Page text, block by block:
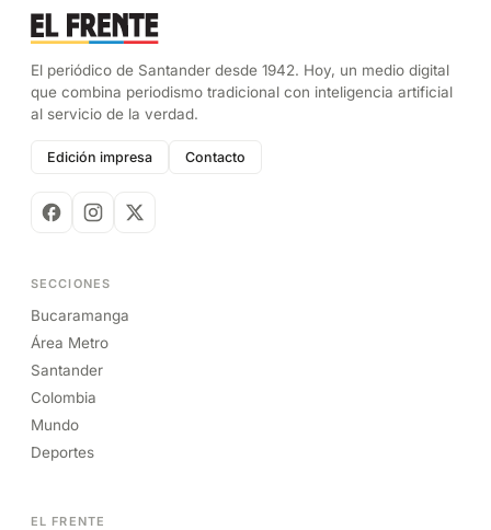
El periódico de Santander desde 1942. Hoy, un medio digital
que combina periodismo tradicional con inteligencia artificial
al servicio de la verdad.
Edición impresa Contacto
SECCIONES
Bucaramanga
Área Metro
Santander
Colombia
Mundo
Deportes
EL FRENTE